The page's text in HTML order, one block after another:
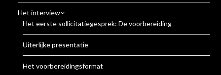
Het interview
Het eerste sollicitatiegesprek: De voorbereiding
Uiterlijke presentatie
Het voorbereidingsformat